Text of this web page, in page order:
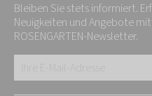
Bleiben Sie stets informiert.
Neuigkeiten und Angebote
ROSENGARTEN-Newsletter.
E-